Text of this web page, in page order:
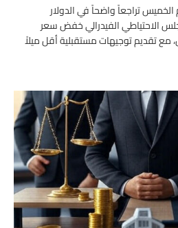
تراجعاً واضحاً في الدولار
الاحتياطي الفيدرالي خفض سعر
نقطة أساس، مع تقديم توجيهات مستقبلية أقل ميلاً